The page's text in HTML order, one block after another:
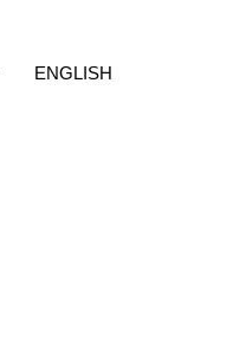
ENGLISH